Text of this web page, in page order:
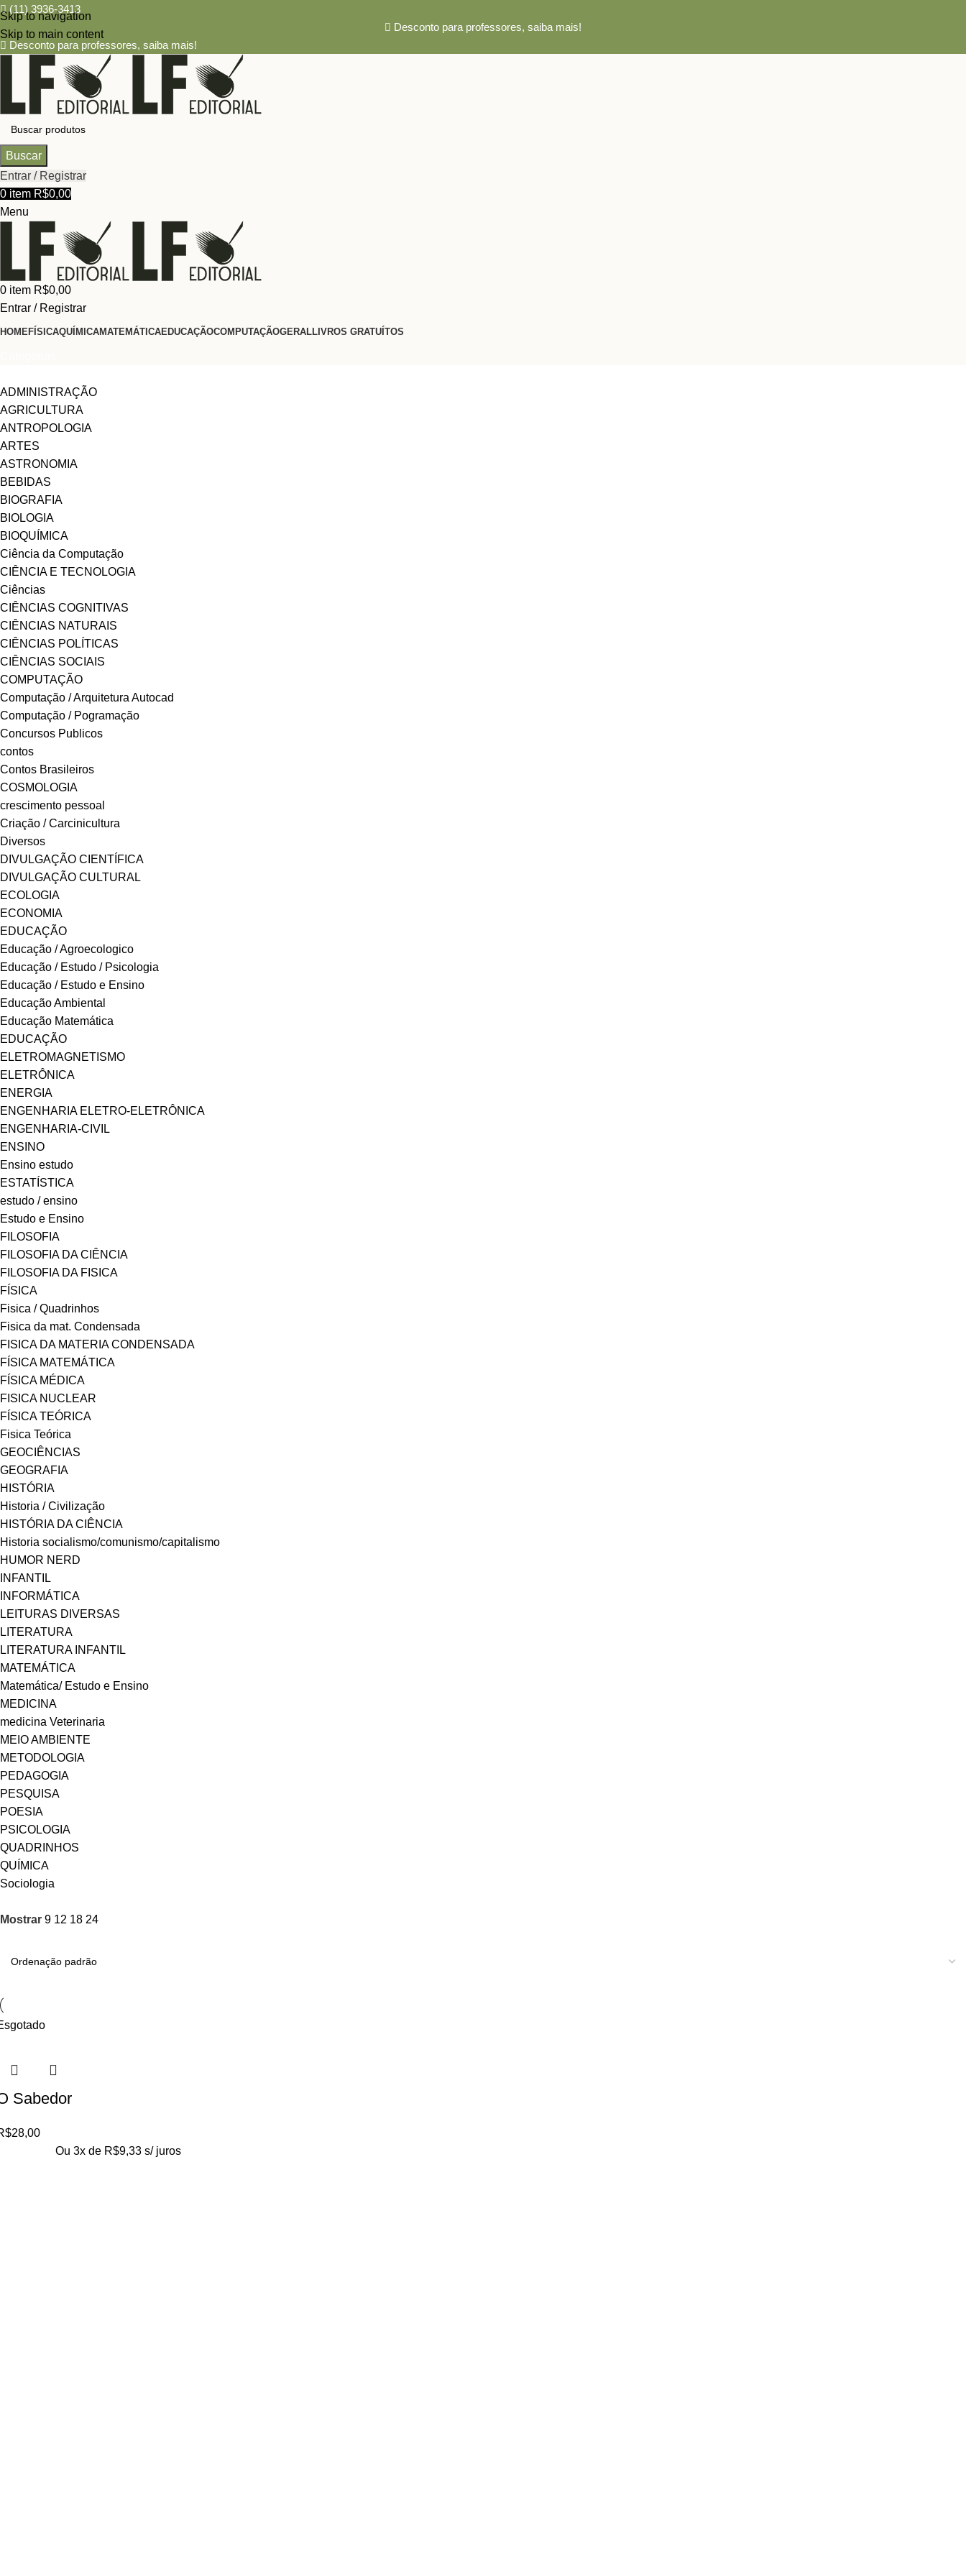
Skip to navigation
Skip to main content
(11) 3936-3413
Desconto para professores, saiba mais!
Desconto para professores, saiba mais!
Buscar
Entrar / Registrar
0 item R$0,00
Menu
0 item R$0,00
Entrar / Registrar
HOMEFÍSICAQUÍMICAMATEMÁTICAEDUCAÇÃOCOMPUTAÇÃOGERALLIVROS GRATUÍTOS
ADMINISTRAÇÃO
AGRICULTURA
ANTROPOLOGIA
ARTES
ASTRONOMIA
BEBIDAS
BIOGRAFIA
BIOLOGIA
BIOQUÍMICA
Ciência da Computação
CIÊNCIA E TECNOLOGIA
Ciências
CIÊNCIAS COGNITIVAS
CIÊNCIAS NATURAIS
CIÊNCIAS POLÍTICAS
CIÊNCIAS SOCIAIS
COMPUTAÇÃO
Computação / Arquitetura Autocad
Computação / Pogramação
Concursos Publicos
contos
Contos Brasileiros
COSMOLOGIA
crescimento pessoal
Criação / Carcinicultura
Diversos
DIVULGAÇÃO CIENTÍFICA
DIVULGAÇÃO CULTURAL
ECOLOGIA
ECONOMIA
EDUCAÇÃO
Educação / Agroecologico
Educação / Estudo / Psicologia
Educação / Estudo e Ensino
Educação Ambiental
Educação Matemática
EDUCAÇÃO
ELETROMAGNETISMO
ELETRÔNICA
ENERGIA
ENGENHARIA ELETRO-ELETRÔNICA
ENGENHARIA-CIVIL
ENSINO
Ensino estudo
ESTATÍSTICA
estudo / ensino
Estudo e Ensino
FILOSOFIA
FILOSOFIA DA CIÊNCIA
FILOSOFIA DA FISICA
FÍSICA
Fisica / Quadrinhos
Fisica da mat. Condensada
FISICA DA MATERIA CONDENSADA
FÍSICA MATEMÁTICA
FÍSICA MÉDICA
FISICA NUCLEAR
FÍSICA TEÓRICA
Fisica Teórica
GEOCIÊNCIAS
GEOGRAFIA
HISTÓRIA
Historia / Civilização
HISTÓRIA DA CIÊNCIA
Historia socialismo/comunismo/capitalismo
HUMOR NERD
INFANTIL
INFORMÁTICA
LEITURAS DIVERSAS
LITERATURA
LITERATURA INFANTIL
MATEMÁTICA
Matemática/ Estudo e Ensino
MEDICINA
medicina Veterinaria
MEIO AMBIENTE
METODOLOGIA
PEDAGOGIA
PESQUISA
POESIA
PSICOLOGIA
QUADRINHOS
QUÍMICA
Sociologia
Mostrar 9 12 18 24
Sabedor
28,00
Ou 3x de R$9,33 s/ juros